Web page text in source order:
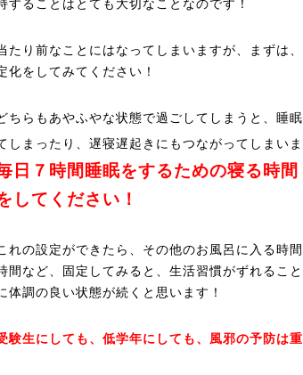
することはとても大切なことなのです！
たり前なことにはなってしまいますが、まずは
化をしてみてください！
ちらもあやふやな状態で過ごしてしまうと、睡
しまったり、遅寝遅起きにもつながってしまいま
日７時間睡眠をするための寝る時
してください！
れの設定ができたら、その他のお風呂に入る時
間など、固定してみると、生活習慣がずれるこ
体調の良い状態が続くと思います！
験生にしても、低学年にしても、風邪の予防は重